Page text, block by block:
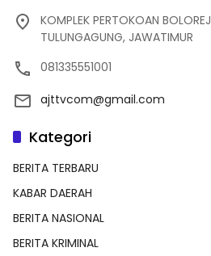
KOMPLEK PERTOKOAN
TULUNGAGUNG, JAWATIMUR
081335551001
ajttvcom@gmail.com
Kategori
BERITA TERBARU
KABAR DAERAH
BERITA NASIONAL
BERITA KRIMINAL